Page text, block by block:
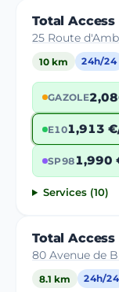
Total Access
25 Route
10 km 24h/24
GAZOLE
E101,913
SP981,990
Services (10)
Total Access
80 Avenue de
8.1 km 24h/24